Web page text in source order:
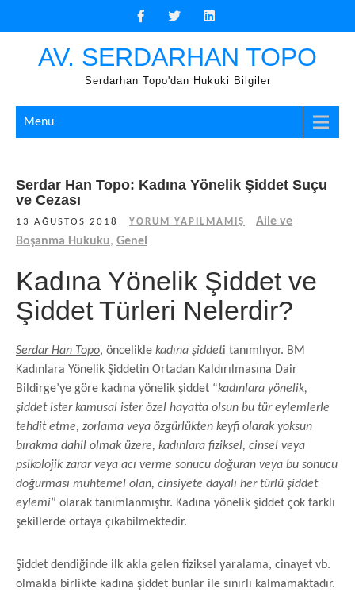
AV. SERDARHAN TOPO
Serdarhan Topo'dan Hukuki Bilgiler
Menu
Serdar Han Topo: Kadına Yönelik Şiddet Suçu
ve Cezası
13 AĞUSTOS 2018 YORUM YAPILMAMIŞ
Aile ve
Boşanma Hukuku, Genel
Kadına Yönelik Şiddet ve
Şiddet Türleri Nelerdir?
Serdar Han Topo, öncelikle kadına şiddeti tanımlıyor. BM
Kadınlara Yönelik Şiddetin Ortadan Kaldırılmasına Dair
Bildirge’ye göre kadına yönelik şiddet “kadınlara yönelik,
şiddet ister kamusal ister özel hayatta olsun bu tür eylemlerle
tehdit etme, zorlama veya özgürlükten keyfi olarak yoksun
bırakma dahil olmak üzere, kadınlara fiziksel, cinsel veya
psikolojik zarar veya acı verme sonucu doğuran veya bu sonucu
doğurması muhtemel olan, cinsiyete dayalı her türlü şiddet
eylemi” olarak tanımlanmıştır. Kadına yönelik şiddet çok farklı
şekillerde ortaya çıkabilmektedir.
Şiddet dendiğinde ilk akla gelen fiziksel yaralama, cinayet vb.
olmakla birlikte kadına şiddet bunlar ile sınırlı kalmamaktadır.